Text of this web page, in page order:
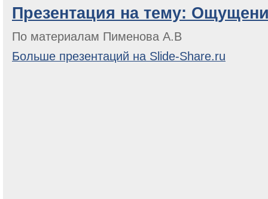
Презентация на тему:
По материалам Пименова А.В
Больше презентаций на Slide-Share.ru